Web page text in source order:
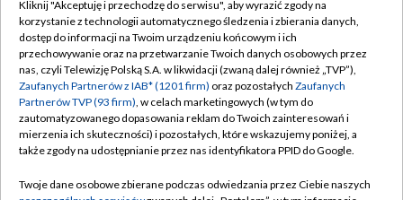
TVP
Abonament TVP
Emisja w TVP
Centrum informacji TVP
Naziemna Telewizja Cyfrowa
Regulamin TVP
Polityka prywatności
Moje zgody
Pomoc
Kliknij "Akceptuję i przechodzę do serwisu", aby wyrazić zgody na
korzystanie z technologii automatycznego śledzenia i zbierania danych,
dostęp do informacji na Twoim urządzeniu końcowym i ich
przechowywanie oraz na przetwarzanie Twoich danych osobowych przez
nas, czyli Telewizję Polską S.A. w likwidacji (zwaną dalej również „TVP”),
Zaufanych Partnerów z IAB* (1201 firm) oraz pozostałych Zaufanych
Partnerów TVP (93 firm), w celach marketingowych (w tym do
zautomatyzowanego dopasowania reklam do Twoich zainteresowań i
mierzenia ich skuteczności) i pozostałych, które wskazujemy poniżej, a
także zgody na udostępnianie przez nas identyfikatora PPID do Google.
Twoje dane osobowe zbierane podczas odwiedzania przez Ciebie naszych